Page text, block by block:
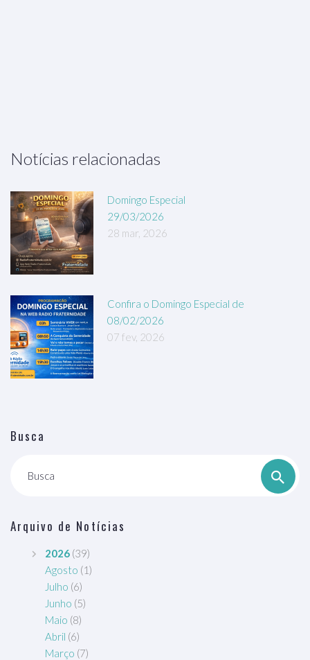
Notícias relacionadas
Domingo Especial
29/03/2026
28 mar, 2026
Confira o Domingo Especial de
08/02/2026
07 fev, 2026
Busca
Busca
Arquivo de Notícias
2026 (39)
Agosto (1)
Julho (6)
Junho (5)
Maio (8)
Abril (6)
Março (7)